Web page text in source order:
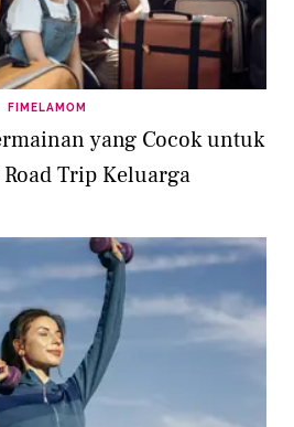
FIMELAMOM
yang Cocok untuk
Road Trip Keluarga